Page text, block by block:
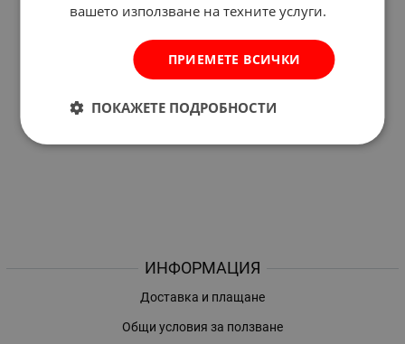
ИНФОРМАЦИЯ
Доставка и плащане
Общи условия за ползване
вашето използване на техните услуги.
ПРИЕМЕТЕ ВСИЧКИ
ПОКАЖЕТЕ ПОДРОБНОСТИ